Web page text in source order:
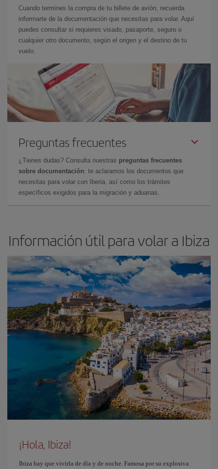
Cuando termines la compra de tu billete de avión, recuerda
informarte de la documentación que necesitas para volar. Aquí
puedes consultar si requieres visado, pasaporte, seguro o
cualquier otro documento, según el origen y el destino de tu
vuelo.
Preguntas frecuentes
¿Tienes dudas? Consulta nuestras preguntas frecuentes
sobre documentación: te aclaramos los documentos que
necesitas para volar con Iberia, así como los trámites
específicos exigidos para la migración y aduanas.
Información útil para volar a Ibiza
¡Hola, Ibiza!
Ibiza hay que vivirla de día y de noche. Famosa por su explosiva